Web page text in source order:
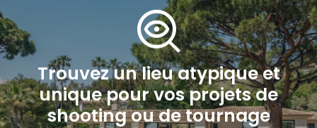
mystery
Trouvezunlieuatypiqueet
uniquepourvosprojetsde
shootingoudetournage